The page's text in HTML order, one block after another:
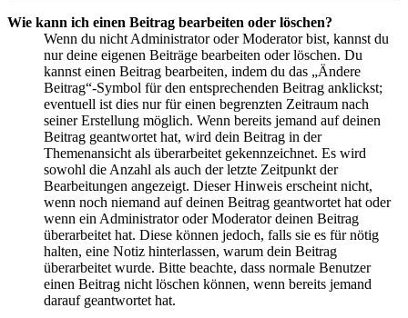
Wie kann ich einen Beitrag bearbeiten oder löschen?
Wenn du nicht Administrator oder Moderator bist, kannst du
nur deine eigenen Beiträge bearbeiten oder löschen. Du
kannst einen Beitrag bearbeiten, indem du das „Ändere
Beitrag“-Symbol für den entsprechenden Beitrag anklickst;
eventuell ist dies nur für einen begrenzten Zeitraum nach
seiner Erstellung möglich. Wenn bereits jemand auf deinen
Beitrag geantwortet hat, wird dein Beitrag in der
Themenansicht als überarbeitet gekennzeichnet. Es wird
sowohl die Anzahl als auch der letzte Zeitpunkt der
Bearbeitungen angezeigt. Dieser Hinweis erscheint nicht,
wenn noch niemand auf deinen Beitrag geantwortet hat oder
wenn ein Administrator oder Moderator deinen Beitrag
überarbeitet hat. Diese können jedoch, falls sie es für nötig
halten, eine Notiz hinterlassen, warum dein Beitrag
überarbeitet wurde. Bitte beachte, dass normale Benutzer
einen Beitrag nicht löschen können, wenn bereits jemand
darauf geantwortet hat.